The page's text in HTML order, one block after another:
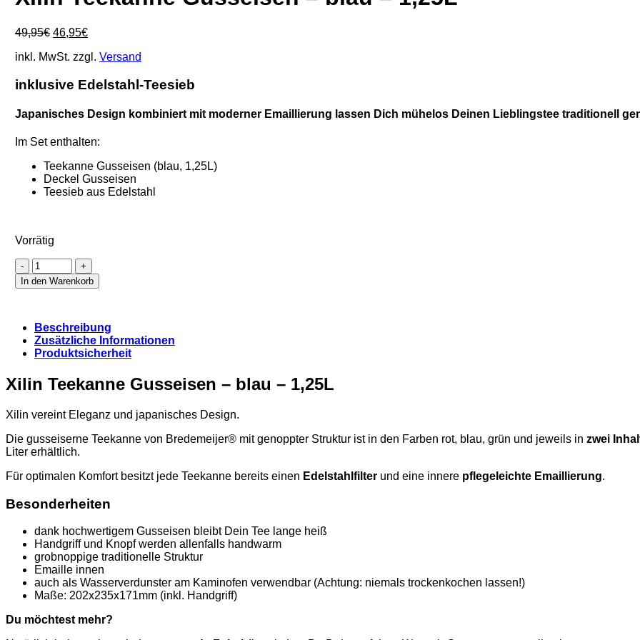
49,95€ Ursprünglicher
war:
46,95€Aktueller
ist:
inkl. MwSt. zzgl. Versand
inklusive Edelstahl-Teesieb
Japanisches Design kombiniert mit moderner Emaillierung lassen Dich mühelos Deinen Lieblingstee traditionell
Im Set enthalten:
Teekanne Gusseisen (blau, 1,25L)
Deckel Gusseisen
Teesieb aus Edelstahl
Vorrätig
Xilin
Teekanne
Gusseisen
1,25L
Menge
In den Warenkorb
Beschreibung
Zusätzliche Informationen
Produktsicherheit
Xilin Teekanne Gusseisen – blau – 1,25L
Xilin vereint Eleganz und japanisches Design.
Die gusseiserne Teekanne von Bredemeijer® mit genoppter Struktur ist in den Farben rot, blau, grün und jeweils in zwei
Liter erhältlich.
Für optimalen Komfort besitzt jede Teekanne bereits einen Edelstahlfilter und eine innere pflegeleichte Emaillierung.
Besonderheiten
dank hochwertigem Gusseisen bleibt Dein Tee lange heiß
Handgriff und Knopf werden allenfalls handwarm
grobnoppige traditionelle Struktur
Emaille innen
auch als Wasserverdunster am Kaminofen verwendbar (Achtung: niemals trockenkochen lassen!)
Maße: 202x235x171mm (inkl. Handgriff)
Du möchtest mehr?